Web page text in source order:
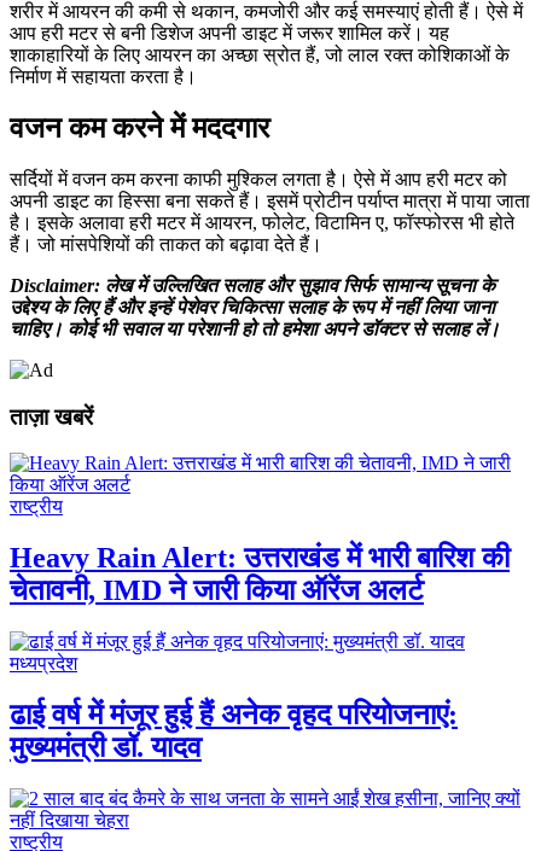
शरीर में आयरन की कमी से थकान, कमजोरी और कई समस्याएं होती हैं। ऐसे में
आप हरी मटर से बनी डिशेज अपनी डाइट में जरूर शामिल करें। यह
शाकाहारियों के लिए आयरन का अच्छा स्रोत हैं, जो लाल रक्त कोशिकाओं के
निर्माण में सहायता करता है।
वजन कम करने में मददगार
सर्दियों में वजन कम करना काफी मुश्किल लगता है। ऐसे में आप हरी मटर को
अपनी डाइट का हिस्सा बना सकते हैं। इसमें प्रोटीन पर्याप्त मात्रा में पाया जाता
है। इसके अलावा हरी मटर में आयरन, फोलेट, विटामिन ए, फॉस्फोरस भी होते
हैं। जो मांसपेशियों की ताकत को बढ़ावा देते हैं।
Disclaimer: लेख में उल्लिखित सलाह और सुझाव सिर्फ सामान्य सूचना के
उद्देश्य के लिए हैं और इन्हें पेशेवर चिकित्सा सलाह के रूप में नहीं लिया जाना
चाहिए। कोई भी सवाल या परेशानी हो तो हमेशा अपने डॉक्टर से सलाह लें।
ताज़ा खबरें
राष्ट्रीय
Heavy Rain Alert: उत्तराखंड में भारी बारिश की
चेतावनी, IMD ने जारी किया ऑरेंज अलर्ट
मध्यप्रदेश
ढाई वर्ष में मंजूर हुई हैं अनेक वृहद परियोजनाएं:
मुख्यमंत्री डॉ. यादव
राष्ट्रीय